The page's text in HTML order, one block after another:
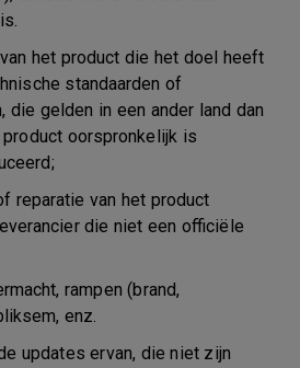
het product die het doel heeft
standaarden of
die gelden in een ander land dan
oorspronkelijk is
reparatie van het product
die niet een officiële
rampen (brand,
enz.
updates ervan, die niet zijn